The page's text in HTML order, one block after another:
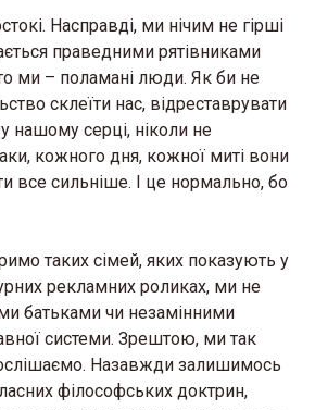
Насправді, ми нічим не гірші
праведними рятівниками
ми – поламані люди. Як би не
склеїти нас, відреставрувати
у нашому серці, ніколи не
кожного дня, кожної миті вони
все сильніше. І це нормально, бо
таких сімей, яких показують у
рекламних роликах, ми не
батьками чи незамінними
системи. Зрештою, ми так
Назавжди залишимось
філософських доктрин,